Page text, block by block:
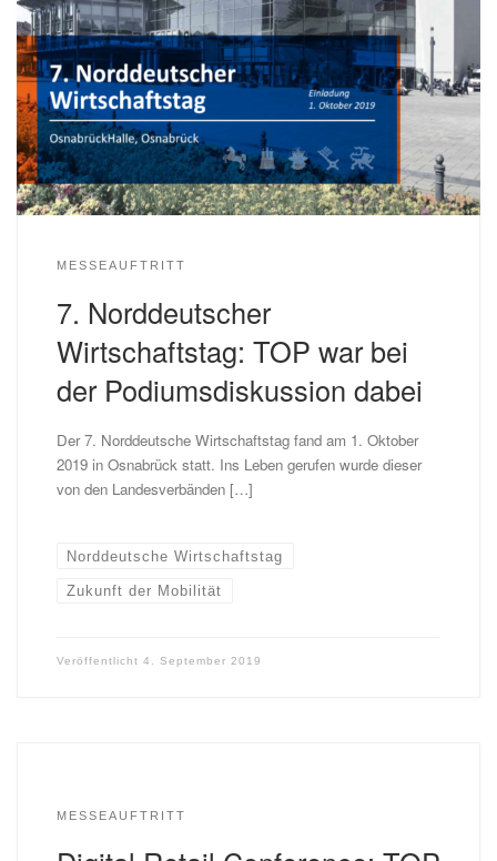
MESSEAUFTRITT
7. Norddeutscher
Wirtschaftstag: TOP war bei
der Podiumsdiskussion dabei
Der 7. Norddeutsche Wirtschaftstag fand am 1. Oktober
2019 in Osnabrück statt. Ins Leben gerufen wurde dieser
von den Landesverbänden […]
Norddeutsche Wirtschaftstag
Zukunft der Mobilität
Veröffentlicht 4. September 2019
MESSEAUFTRITT